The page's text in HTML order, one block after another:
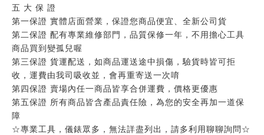
五 大 保 證
第一保證 實體店面營業，保證您商品便宜、全新公司貨
第二保證 配有專業維修部門，品質保修一年，不用擔心工具
商品買到變孤兒喔
第三保證 貨運配送，如商品運送途中損傷，驗貨時皆可拒
收，運費由我司吸收並，會再重寄送一次唷
第四保證 賣場內任一商品皆享合併運費，價格更優惠
第五保證 所有商品皆含產品責任險，為您的安全再加一道保
障
☆專業工具，儀錶眾多，無法詳盡列出，請多利用聊聊詢問☆